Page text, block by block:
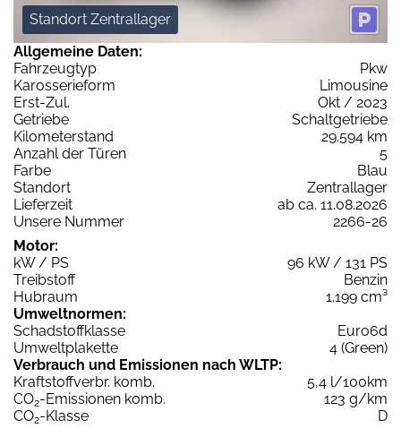
Standort Zentrallager
Allgemeine Daten:
Fahrzeugtyp
Pkw
Karosserieform
Limousine
Erst-Zul.
Okt / 2023
Getriebe
Schaltgetriebe
Kilometerstand
29.594 km
Anzahl der Türen
5
Farbe
Blau
Standort
Zentrallager
Lieferzeit
ab ca. 11.08.2026
Unsere Nummer
2266-26
Motor:
kW / PS
96 kW / 131 PS
Treibstoff
Benzin
Hubraum
1.199 cm³
Umweltnormen:
Schadstoffklasse
Euro6d
Umweltplakette
4 (Green)
Verbrauch und Emissionen nach WLTP:
Kraftstoffverbr. komb.
5,4 l/100km
CO2-Emissionen komb.
123 g/km
CO2-Klasse
D